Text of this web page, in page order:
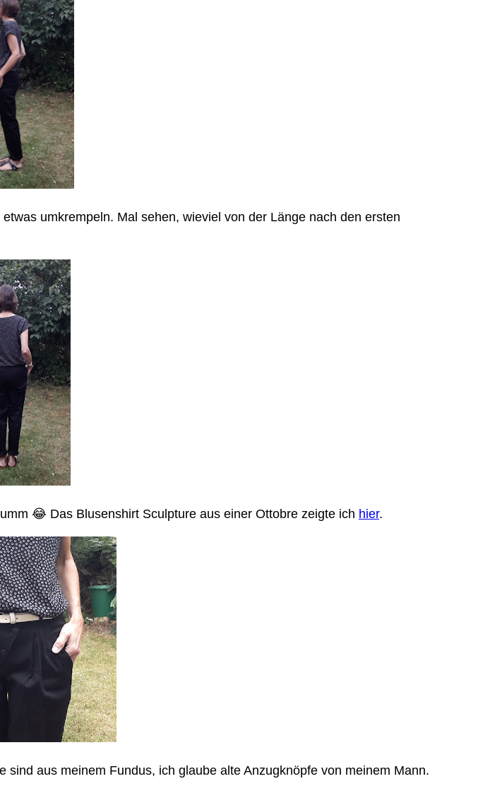
umkrempeln. Mal sehen, wieviel von der Länge nach den ersten
😂 Das Blusenshirt Sculpture aus einer Ottobre zeigte ich hier.
aus meinem Fundus, ich glaube alte Anzugknöpfe von meinem Mann.